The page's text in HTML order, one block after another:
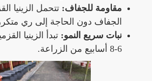
مقاومة للجفاف: تتحمل الزينيا
الجفاف دون الحاجة إلى ري
نبات سريع النمو: تبدأ الزينيا
6-8 أسابيع من الزراعة.